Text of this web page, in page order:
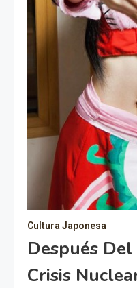
Cultura Japonesa
Después
Crisis